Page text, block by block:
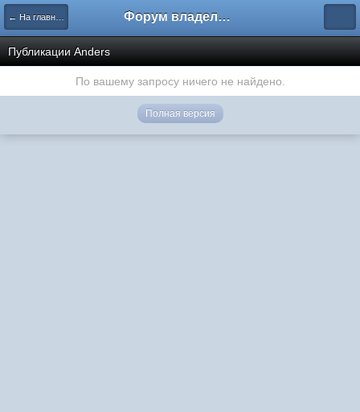
← На главную Форум владельцев интернет-магазинов
Публикации Anders
По вашему запросу ничего не найдено.
Полная версия